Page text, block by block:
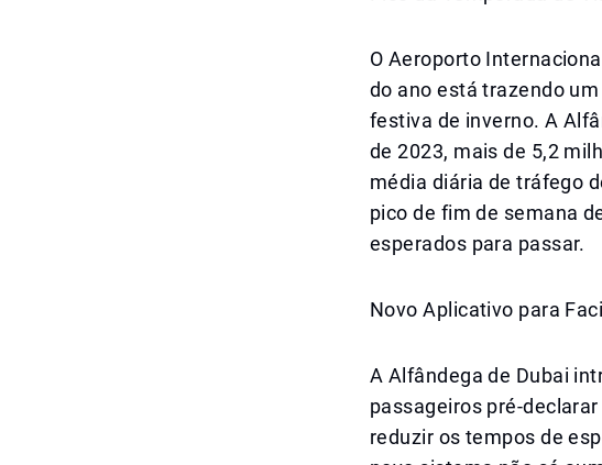
O Aeroporto
do ano está trazendo
festiva de inverno. A
de 2023, mais de 5,2
média diária de tráfego
pico de fim de semana
esperados para passar.
Novo Aplicativo para
A Alfândega de Dubai
passageiros pré-
reduzir os tempos de